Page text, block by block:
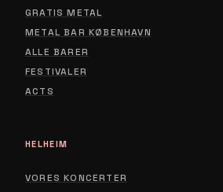
GRATIS METAL
METAL BAR KØBENHAVN
ALLE BARER
FESTIVALER
ACTS
HELHEIM
VORES KONCERTER